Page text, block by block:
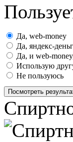
Да, web-money
Да, яндекс-
Да, и web-
Использую
Не пользуюсь
Посмотреть